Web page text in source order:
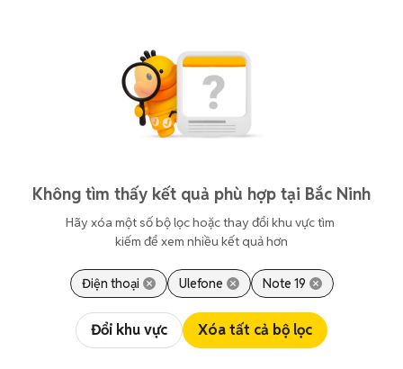
Không tìm thấy kết quả phù hợp tại Bắc Ninh
Hãy xóa một số bộ lọc hoặc thay đổi khu vực tìm
kiếm để xem nhiều kết quả hơn
Điện thoại Ulefone Note 19
Đổi khu vực Xóa tất cả bộ lọc